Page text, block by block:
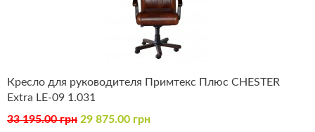
Кресло для руководителя Примтекс Плюс CHESTER
Extra LE-09 1.031
33 195.00 грн 29 875.00 грн